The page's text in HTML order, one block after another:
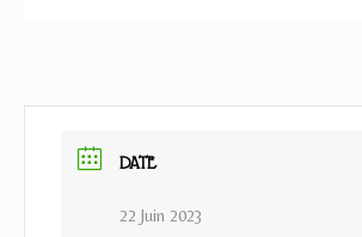
DATE
22 Juin 2023